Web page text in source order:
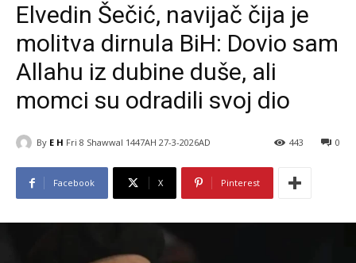
Elvedin Šečić, navijač čija je
molitva dirnula BiH: Dovio sam
Allahu iz dubine duše, ali
momci su odradili svoj dio
By E H Fri 8 Shawwal 1447AH 27-3-2026AD 0
443
Facebook X Pinterest